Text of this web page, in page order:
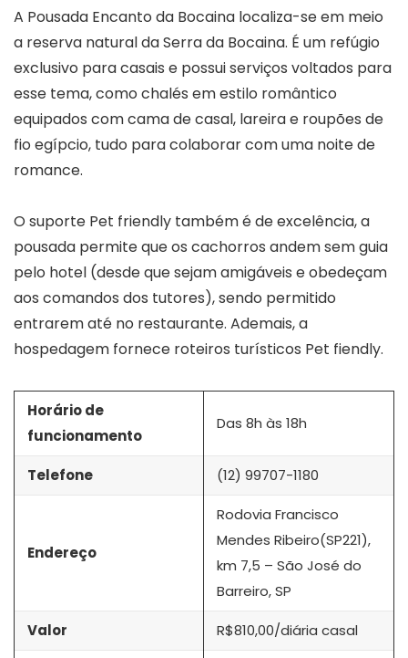
A Pousada Encanto da Bocaina localiza-se em meio
a reserva natural da Serra da Bocaina. É um refúgio
exclusivo para casais e possui serviços voltados para
esse tema, como chalés em estilo romântico
equipados com cama de casal, lareira e roupões de
fio egípcio, tudo para colaborar com uma noite de
romance.
O suporte Pet friendly também é de excelência, a
pousada permite que os cachorros andem sem guia
pelo hotel (desde que sejam amigáveis e obedeçam
aos comandos dos tutores), sendo permitido
entrarem até no restaurante. Ademais, a
hospedagem fornece roteiros turísticos Pet fiendly.
Horário de
funcionamento
Das 8h às 18h
Telefone (12) 99707-1180
Endereço
Rodovia Francisco
Mendes Ribeiro(SP221),
km 7,5 – São José do
Barreiro, SP
Valor R$810,00/diária casal